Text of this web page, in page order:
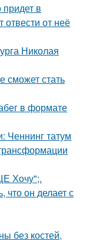
в
отвести от неё
Николая
сможет стать
в формате
Ченнинг татум
Хочу";.
он делает с
без костей,